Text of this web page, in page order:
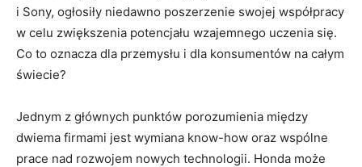
i Sony, ogłosiły⁢ niedawno poszerzenie swojej współpracy
w celu zwiększenia potencjału wzajemnego uczenia się.
Co⁤ to ​oznacza dla przemysłu⁢ i dla​ konsumentów na całym
świecie?
Jednym z głównych‍ punktów porozumienia między
dwiema firmami ⁤jest⁣ wymiana know-how⁢ oraz wspólne
prace nad rozwojem ‌nowych technologii.⁤ Honda może